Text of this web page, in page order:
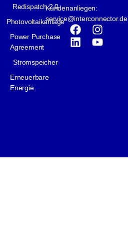
Redispatch 2.0
Photovoltaikanlage
Power Purchase
Agreement
Stromspeicher
Erneuerbare
Energie
Kundenanliegen:
service@interconnector.de